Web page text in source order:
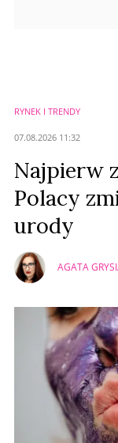
RYNEK I TRENDY
07.08.2026 11:32
Najpierw
Polacy
urody
AGATA